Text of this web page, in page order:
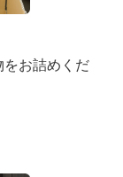
をお詰めくだ